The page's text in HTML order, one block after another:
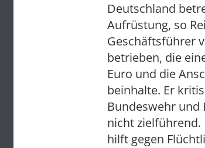
Deutschland
Aufrüstung, so
Geschäftsführer
betrieben, die
Euro und die
beinhalte. Er
Bundeswehr und
nicht
hilft gegen